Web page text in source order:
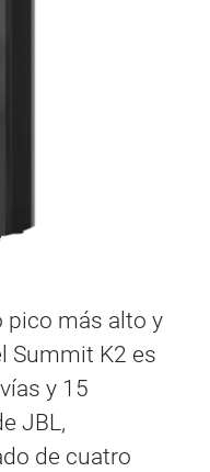
pico más alto y
Summit K2 es
y 15
JBL,
de cuatro